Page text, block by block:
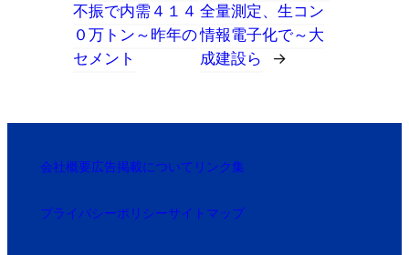
不振で内需４１４
０万トン～昨年の
セメント
全量測定、生コン
情報電子化で～大
成建設ら
→
会社概要広告掲載について リンク集
プライバシーポリシーサイトマップ